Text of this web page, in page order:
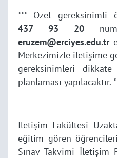
*** Özel gereksinimli
437 93 20
eruzem@erciyes.edu.tr
Merkezimizle iletişime
gereksinimleri
planlaması yapılacaktır.
İletişim Fakültesi
eğitim gören
Sınav Takvimi İletişim